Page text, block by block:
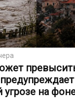
угрозе на